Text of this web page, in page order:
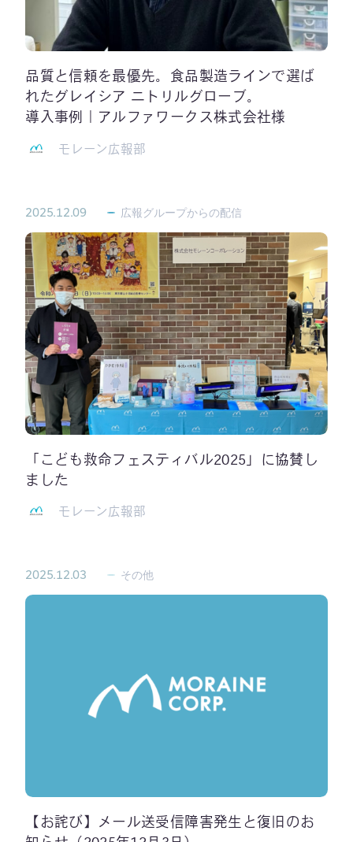
品質と信頼を最優先。食品製造ラインで選ば
れたグレイシア ニトリルグローブ。
導入事例｜アルファワークス株式会社様
モレーン広報部
2025.12.09 広報グループからの配信
「こども救命フェスティバル2025」に協賛し
ました
モレーン広報部
2025.12.03 その他
【お詫び】メール送受信障害発生と復旧のお